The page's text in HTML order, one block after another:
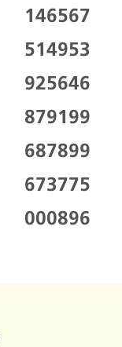
146567
514953
925646
879199
687899
673775
000896